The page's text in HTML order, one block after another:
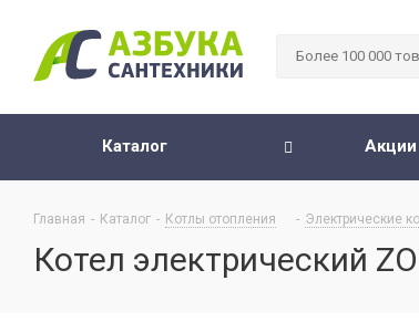
Каталог Акции
Главная - Каталог - Котлы отопления - Электрические
Котел электрический